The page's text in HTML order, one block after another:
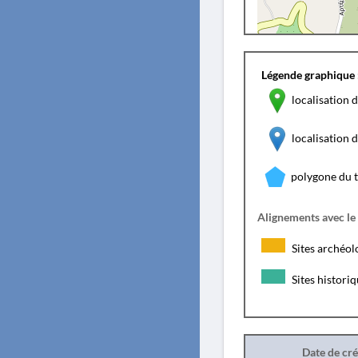
Légende graphique
localisation
localisation
polygone du
Alignements avec
Sites
Sites
Date de